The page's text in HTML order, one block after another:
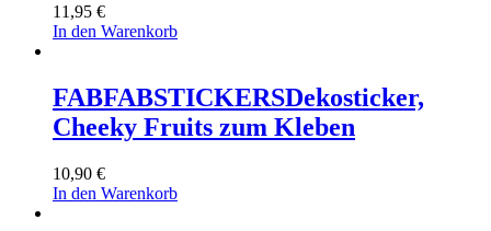
11,95 €
In den Warenkorb
FABFABSTICKERSDekosticker,
Cheeky Fruits zum Kleben
10,90 €
In den Warenkorb